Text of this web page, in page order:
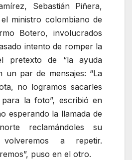
Sebastián Piñera,
ministro colombiano de
Botero, involucrados
intento de romper la
pretexto de
la ayuda
un par de mensajes:
La
no logramos sacarles
la foto , escribió en
esperando la llamada de
reclamándoles su
a repetir.
, puso en el otro.